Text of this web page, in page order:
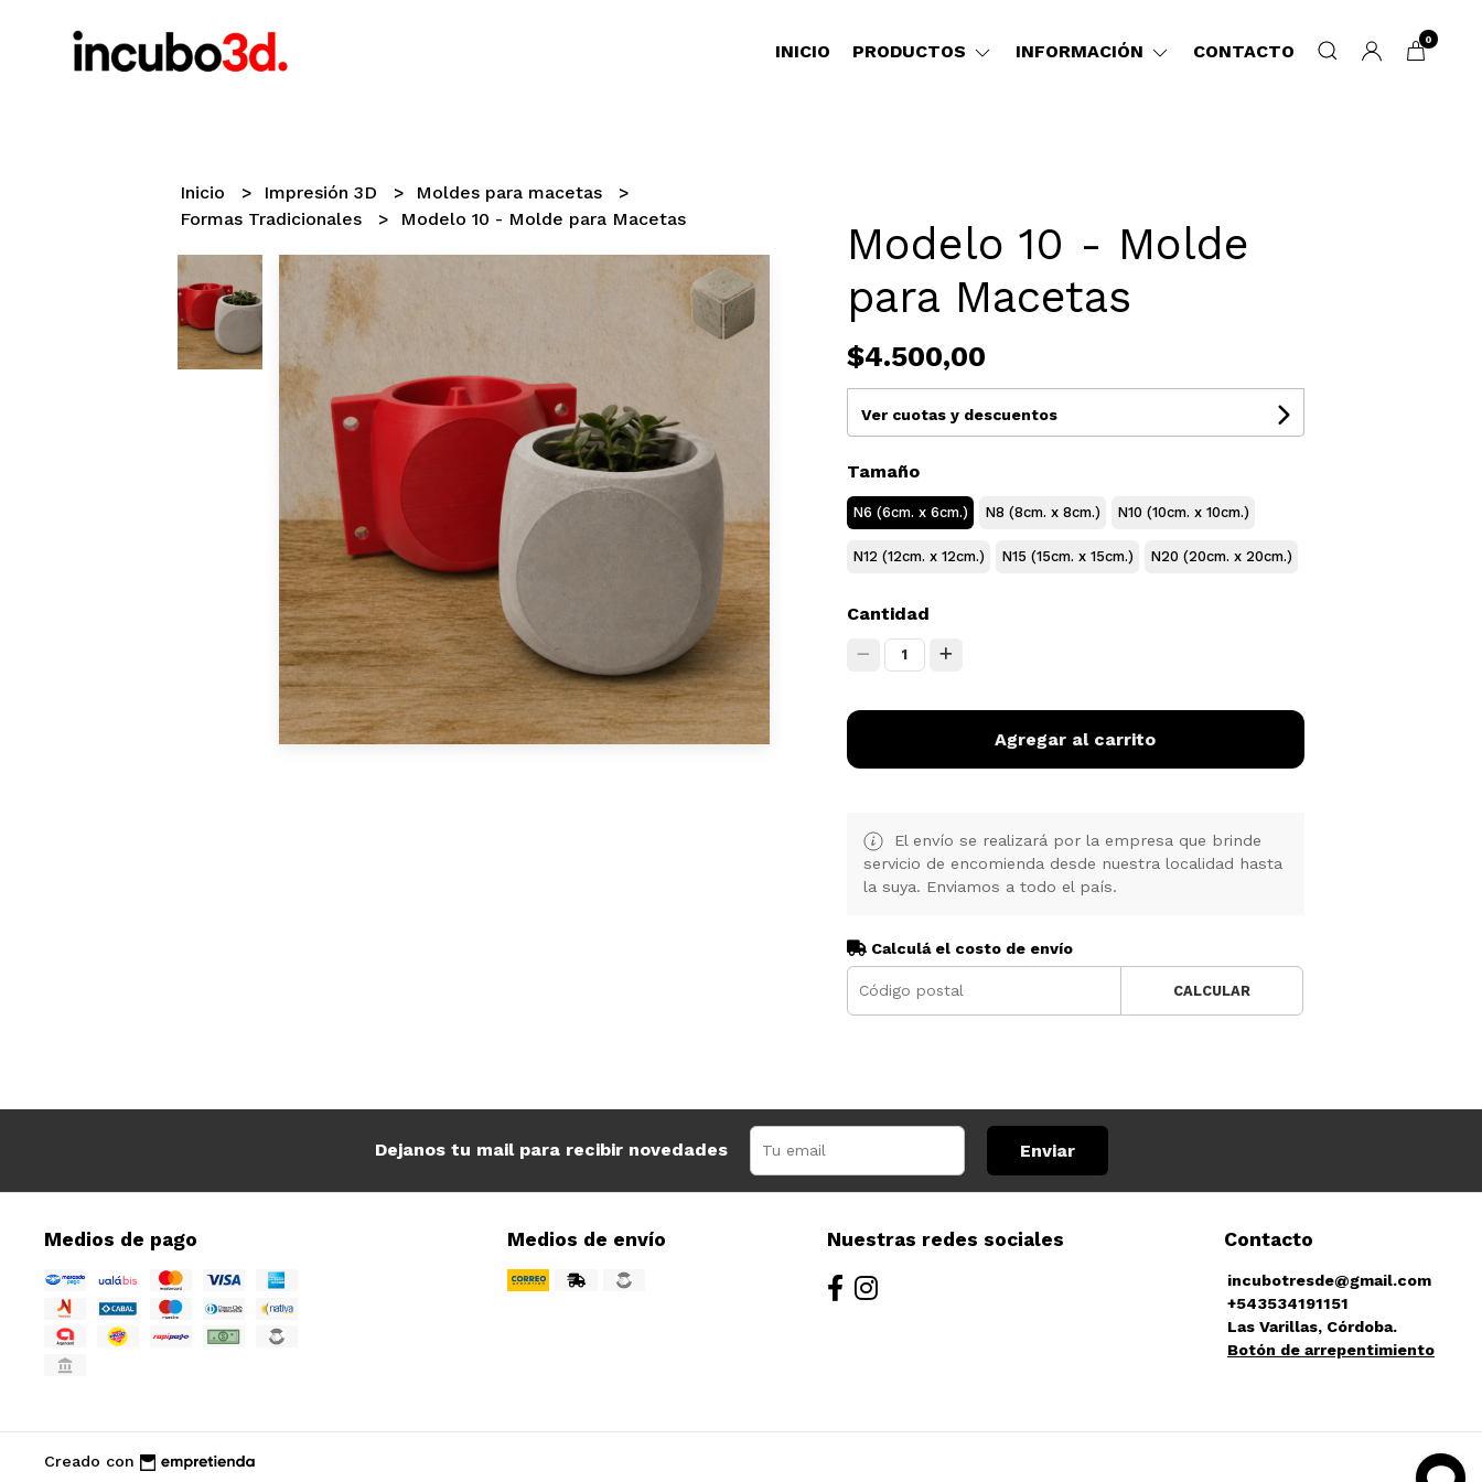
INICIO PRODUCTOS INFORMACIÓN CONTACTO
0
Inicio Impresión 3D
Moldes para macetas
Formas Tradicionales
Modelo 10 - Molde para Macetas
Modelo 10 - Molde
para Macetas
$4.500,00
Ver cuotas y descuentos
Tamaño
N6 (6cm. x 6cm.) N8 (8cm. x 8cm.) N10 (10cm. x 10cm.)
N12 (12cm. x 12cm.) N15 (15cm. x 15cm.) N20 (20cm. x 20cm.)
Cantidad
1
Agregar al carrito
El envío se realizará por la empresa que brinde
servicio de encomienda desde nuestra localidad hasta
la suya. Enviamos a todo el país.
Calculá el costo de envío
CALCULAR
Dejanos tu mail para recibir novedades Enviar
Medios de pago Medios de envío Nuestras redes sociales Contacto
incubotresde@gmail.com
+543534191151
Las Varillas, Córdoba.
Botón de arrepentimiento
Creado con